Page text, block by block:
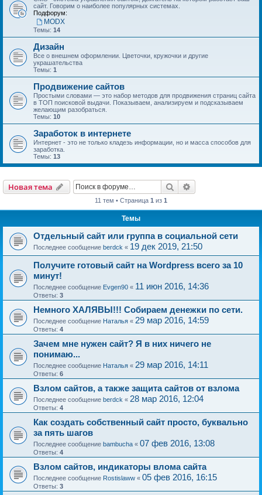
сайт. Говорим о наиболее популярных системах.
Подфорум:
MODX
Темы: 14
Дизайн
Все о внешнем оформлении. Цветочки, кружочки и другие
украшательства
Темы: 1
Продвижение сайтов
Простыми словами — это набор методов для продвижения страниц сайта
в ТОП поисковой выдачи. Показываем, анализируем и подсказываем
желающим разобраться.
Темы: 10
Заработок в интернете
Интернет - это не только кладезь информации, но и масса способов для
заработка.
Темы: 13
Новая тема Поиск
11 тем • Страница 1 из 1
Темы
Отдельный сайт или группа в социальной сети
Последнее сообщение berdck « 19 дек 2019, 21:50
Получите готовый сайт на Wordpress всего за 10
минут!
Последнее сообщение Evgen90 « 11 июн 2016, 14:36
Ответы: 3
Немного ХАЛЯВЫ!!! Собираем денежки по сети.
Последнее сообщение Наталья « 29 мар 2016, 14:59
Ответы: 4
Зачем мне нужен сайт? Я в них ничего не
понимаю...
Последнее сообщение Наталья « 29 мар 2016, 14:11
Ответы: 6
Взлом сайтов, а также защита сайтов от взлома
Последнее сообщение berdck « 28 мар 2016, 12:04
Ответы: 4
Как создать собственный сайт просто, буквально
за пять шагов
Последнее сообщение bambucha « 07 фев 2016, 13:08
Ответы: 4
Взлом сайтов, индикаторы влома сайта
Последнее сообщение Rostislaww « 05 фев 2016, 16:15
Ответы: 3